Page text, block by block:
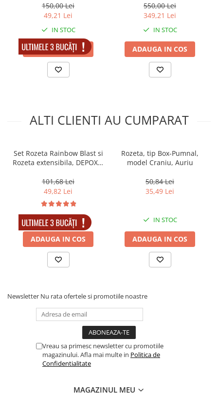
150,00 Lei
49,21 Lei
IN STOC
ADAUGA IN COS
550,00 Lei
349,21 Lei
IN STOC
ADAUGA IN COS
ALTI CLIENTI AU CUMPARAT
Set Rozeta Rainbow Blast si
Rozeta extensibila, DEPOX®
101,68 Lei
49,82 Lei
IN STOC
ADAUGA IN COS
Rozeta, tip Box-Pumnal,
model Craniu, Auriu
50,84 Lei
35,49 Lei
IN STOC
ADAUGA IN COS
Newsletter Nu rata ofertele si promotiile noastre
Vreau sa primesc newsletter cu promotiile
magazinului. Afla mai multe in Politica de
Confidentialitate
MAGAZINUL MEU